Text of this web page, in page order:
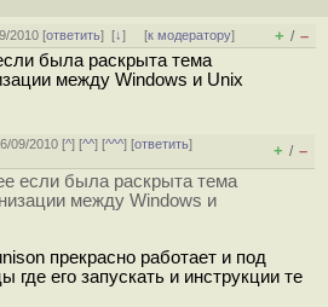
2010 [ответить][↓] [к модератору] + / –
была раскрыта тема
между Windows и Unix
09/2010 [^] [^^] [^^^] [ответить]
+ / –
если была раскрыта тема
между Windows и
прекрасно работает и под
где его запускать и инструкции те